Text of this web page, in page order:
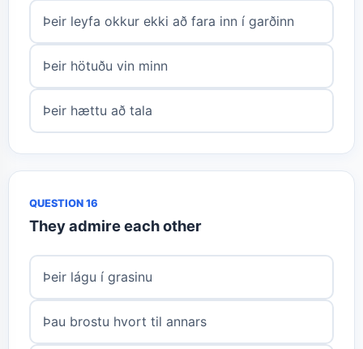
Þeir leyfa okkur ekki að fara inn í garðinn
Þeir hötuðu vin minn
Þeir hættu að tala
QUESTION 16
They admire each other
Þeir lágu í grasinu
Þau brostu hvort til annars